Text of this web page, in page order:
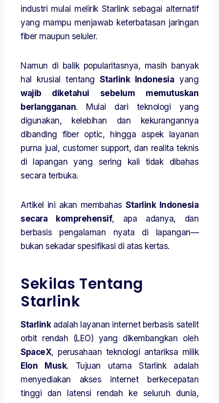
industri mulai melirik Starlink sebagai alternatif
yang mampu menjawab keterbatasan jaringan
fiber maupun seluler.
Namun di balik popularitasnya, masih banyak
hal krusial tentangStarlink Indonesia yang
wajib diketahui sebelum memutuskan
berlangganan. Mulai dari teknologi yang
digunakan, kelebihan dan kekurangannya
dibanding fiber optic, hingga aspek layanan
purna jual, customer support, dan realita teknis
di lapangan yang sering kali tidak dibahas
secara terbuka.
Artikel ini akan membahasStarlink Indonesia
secara komprehensif, apa adanya, dan
berbasis pengalaman nyata di lapangan—
bukan sekadar spesifikasi di atas kertas.
Sekilas Tentang
Starlink
Starlinkadalah layanan internet berbasis satelit
orbit rendah (LEO) yang dikembangkan oleh
SpaceX, perusahaan teknologi antariksa milik
Elon Musk. Tujuan utama Starlink adalah
menyediakan akses internet berkecepatan
tinggi dan latensi rendah ke seluruh dunia,